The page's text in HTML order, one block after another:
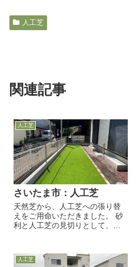
人工芝
関連記事
人工芝
さいたま市：人工芝
天然芝から、人工芝への張り替
えをご用命いただきました。 砂
利と人工芝の見切りとして、イ
人工芝